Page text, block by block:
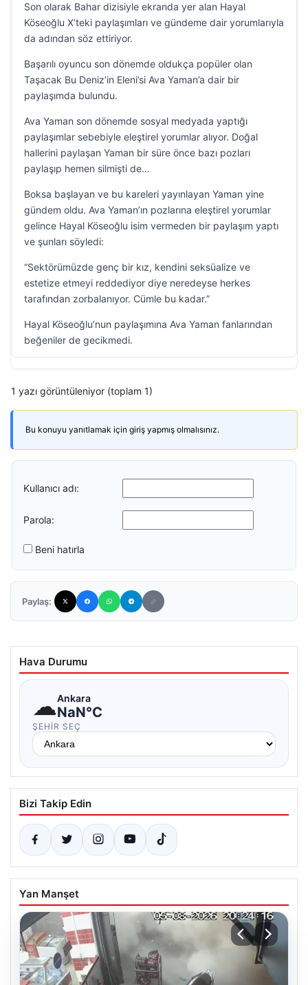
Son olarak Bahar dizisiyle ekranda yer alan Hayal
Köseoğlu X’teki paylaşımları ve gündeme dair yorumlarıyla
da adından söz ettiriyor.
Başarılı oyuncu son dönemde oldukça popüler olan
Taşacak Bu Deniz’in Eleni’si Ava Yaman’a dair bir
paylaşımda bulundu.
Ava Yaman son dönemde sosyal medyada yaptığı
paylaşımlar sebebiyle eleştirel yorumlar alıyor. Doğal
hallerini paylaşan Yaman bir süre önce bazı pozları
paylaşıp hemen silmişti de…
Boksa başlayan ve bu kareleri yayınlayan Yaman yine
gündem oldu. Ava Yaman’ın pozlarına eleştirel yorumlar
gelince Hayal Köseoğlu isim vermeden bir paylaşım yaptı
ve şunları söyledi:
“Sektörümüzde genç bir kız, kendini seksüalize ve
estetize etmeyi reddediyor diye neredeyse herkes
tarafından zorbalanıyor. Cümle bu kadar.”
Hayal Köseoğlu’nun paylaşımına Ava Yaman fanlarından
beğeniler de gecikmedi.
1 yazı görüntüleniyor (toplam 1)
Bu konuyu yanıtlamak için giriş yapmış olmalısınız.
Kullanıcı adı:
Parola:
Beni hatırla
Paylaş:
Hava Durumu
☁Ankara
NaN°C
ŞEHIR SEÇ
Bizi Takip Edin
Yan Manşet